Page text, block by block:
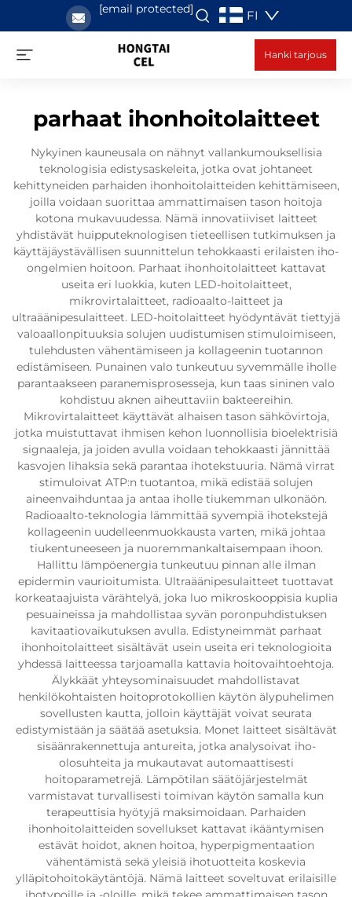
[email protected] FI
Hanki tarjous
parhaat ihonhoitolaitteet
Nykyinen kauneusala on nähnyt vallankumouksellisia
teknologisia edistysaskeleita, jotka ovat johtaneet
kehittyneiden parhaiden ihonhoitolaitteiden kehittämiseen,
joilla voidaan suorittaa ammattimaisen tason hoitoja
kotona mukavuudessa. Nämä innovatiiviset laitteet
yhdistävät huipputeknologisen tieteellisen tutkimuksen ja
käyttäjäystävällisen suunnittelun tehokkaasti erilaisten iho-
ongelmien hoitoon. Parhaat ihonhoitolaitteet kattavat
useita eri luokkia, kuten LED-hoitolaitteet,
mikrovirtalaitteet, radioaalto-laitteet ja
ultraäänipesulaitteet. LED-hoitolaitteet hyödyntävät tiettyjä
valoaallonpituuksia solujen uudistumisen stimuloimiseen,
tulehdusten vähentämiseen ja kollageenin tuotannon
edistämiseen. Punainen valo tunkeutuu syvemmälle iholle
parantaakseen paranemisprosesseja, kun taas sininen valo
kohdistuu aknen aiheuttaviin bakteereihin.
Mikrovirtalaitteet käyttävät alhaisen tason sähkövirtoja,
jotka muistuttavat ihmisen kehon luonnollisia bioelektrisiä
signaaleja, ja joiden avulla voidaan tehokkaasti jännittää
kasvojen lihaksia sekä parantaa ihotekstuuria. Nämä virrat
stimuloivat ATP:n tuotantoa, mikä edistää solujen
aineenvaihduntaa ja antaa iholle tiukemman ulkonäön.
Radioaalto-teknologia lämmittää syvempiä ihotekstejä
kollageenin uudelleenmuokkausta varten, mikä johtaa
tiukentuneeseen ja nuoremmankaltaisempaan ihoon.
Hallittu lämpöenergia tunkeutuu pinnan alle ilman
epidermin vaurioitumista. Ultraäänipesulaitteet tuottavat
korkeataajuista värähtelyä, joka luo mikroskooppisia kuplia
pesuaineissa ja mahdollistaa syvän poronpuhdistuksen
kavitaatiovaikutuksen avulla. Edistyneimmät parhaat
ihonhoitolaitteet sisältävät usein useita eri teknologioita
yhdessä laitteessa tarjoamalla kattavia hoitovaihtoehtoja.
Älykkäät yhteysominaisuudet mahdollistavat
henkilökohtaisten hoitoprotokollien käytön älypuhelimen
sovellusten kautta, jolloin käyttäjät voivat seurata
edistymistään ja säätää asetuksia. Monet laitteet sisältävät
sisäänrakennettuja antureita, jotka analysoivat iho-
olosuhteita ja mukautavat automaattisesti
hoitoparametrejä. Lämpötilan säätöjärjestelmät
varmistavat turvallisesti toimivan käytön samalla kun
terapeuttisia hyötyjä maksimoidaan. Parhaiden
ihonhoitolaitteiden sovellukset kattavat ikääntymisen
estävät hoidot, aknen hoitoa, hyperpigmentaation
vähentämistä sekä yleisiä ihotuotteita koskevia
ylläpitohoitokäytäntöjä. Nämä laitteet soveltuvat erilaisille